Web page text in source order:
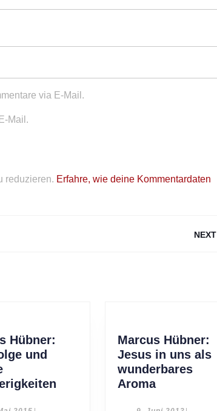
via E-Mail.
Mail.
reduzieren. Erfahre, wie deine Kommentardaten
NEXT
Hübner:
und
Marcus Hübner:
Jesus in uns als
wunderbares
AromaMarcus